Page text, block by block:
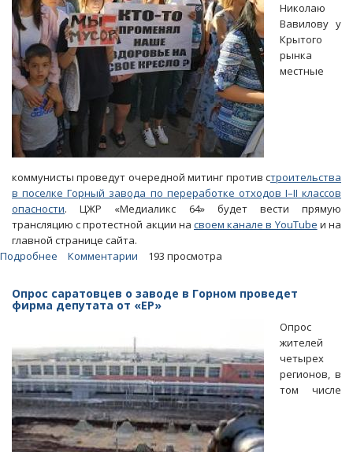
Николаю
Вавилову у
Крытого
рынка
местные
коммунисты проведут очередной митинг против строительства
в поселке Горный завода по переработке отходов I–II классов
опасности. ЦЖР «Медиаликс 64» будет вести прямую
трансляцию с протестной акции на своем канале в YouTube и на
главной странице сайта.
Подробнее
будет
с
митинга
против
завода
в
Горном
Комментарии 193 просмотра
Опрос саратовцев о заводе в Горном проведет
фирма депутата от «ЕР»
Опрос
жителей
четырех
регионов, в
том числе